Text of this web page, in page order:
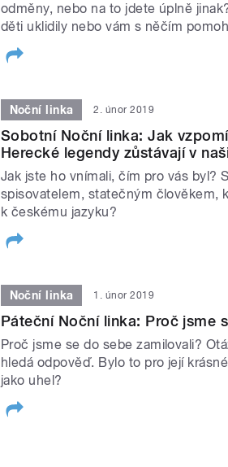
odměny, nebo na to jdete úplně
děti uklidily nebo vám s něčím
Noční linka 2. únor 2019
Sobotní Noční linka: Jak
Herecké legendy zůstávají v
Jak jste ho vnímali, čím pro vás byl?
spisovatelem, statečným člověkem,
k českému jazyku?
Noční linka 1. únor 2019
Páteční Noční linka: Proč jsme
Proč jsme se do sebe zamilovali?
hledá odpověď. Bylo to pro její
jako uhel?